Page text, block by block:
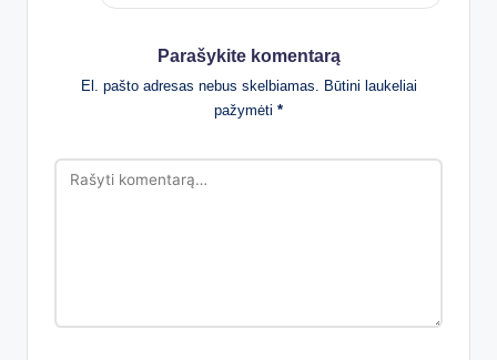
Parašykite komentarą
El. pašto adresas nebus skelbiamas.
Būtini laukeliai
pažymėti *